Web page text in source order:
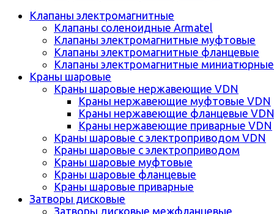
Клапаны электромагнитные
Клапаны соленоидные Armatel
Клапаны электромагнитные муфтовые
Клапаны электромагнитные фланцевые
Клапаны электромагнитные миниатюрные
Краны шаровые
Краны шаровые нержавеющие VDN
Краны нержавеющие муфтовые VDN
Краны нержавеющие фланцевые VDN
Краны нержавеющие приварные VDN
Краны шаровые с электроприводом VDN
Краны шаровые с электроприводом
Краны шаровые муфтовые
Краны шаровые фланцевые
Краны шаровые приварные
Затворы дисковые
Затворы дисковые межфланцевые